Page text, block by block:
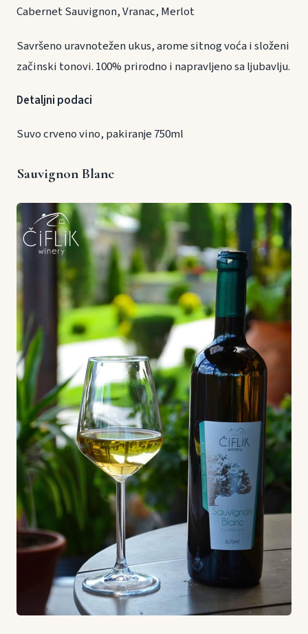
Cabernet Sauvignon, Vranac, Merlot
Savršeno uravnotežen ukus, arome sitnog voća i složeni
začinski tonovi. 100% prirodno i napravljeno sa ljubavlju.
Detaljni podaci
Suvo crveno vino, pakiranje 750ml
Sauvignon Blanc